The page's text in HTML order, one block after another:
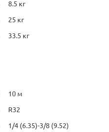
8.5 кг
25 кг
33.5 кг
10 м
R32
1/4 (6.35)-3/8 (9.52)